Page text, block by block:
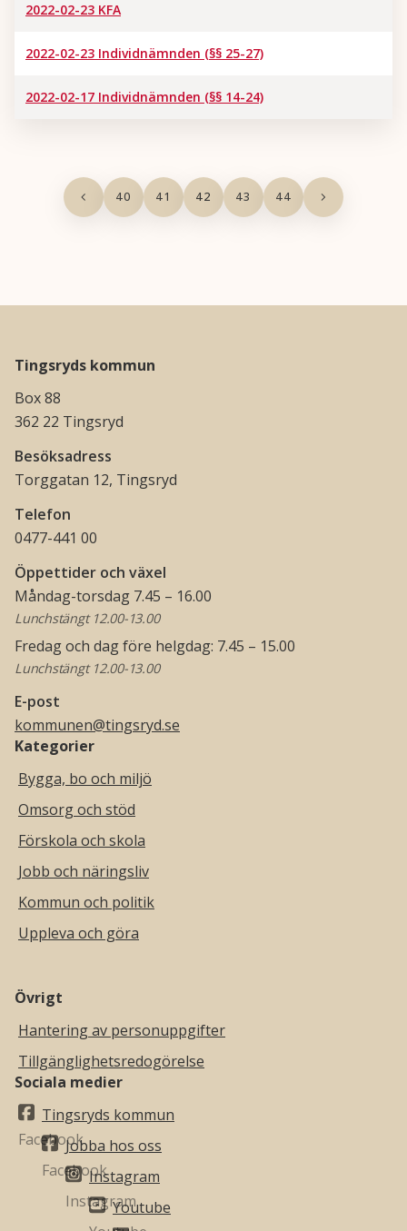
2022-02-23 KFA
2022-02-23 Individnämnden (§§ 25-27)
2022-02-17 Individnämnden (§§ 14-24)
40 41 42 43 44
Tingsryds kommun
Box 88
362 22 Tingsryd
Besöksadress
Torggatan 12, Tingsryd
Telefon
0477-441 00
Öppettider och växel
Måndag-torsdag 7.45 – 16.00
Lunchstängt 12.00-13.00
Fredag och dag före helgdag: 7.45 – 15.00
Lunchstängt 12.00-13.00
E-post
kommunen@tingsryd.se
Kategorier
Bygga, bo och miljö
Omsorg och stöd
Förskola och skola
Jobb och näringsliv
Kommun och politik
Uppleva och göra
Övrigt
Hantering av personuppgifter
Tillgänglighetsredogörelse
Sociala medier
Tingsryds kommun
Jobba hos oss
Instagram
Youtube